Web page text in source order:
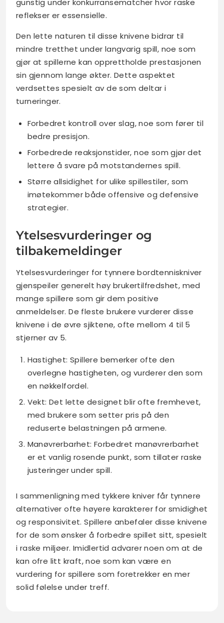
gunstig under konkurransematcher hvor raske
reflekser er essensielle.
Den lette naturen til disse knivene bidrar til
mindre tretthet under langvarig spill, noe som
gjør at spillerne kan opprettholde prestasjonen
sin gjennom lange økter. Dette aspektet
verdsettes spesielt av de som deltar i
turneringer.
Forbedret kontroll over slag, noe som fører til
bedre presisjon.
Forbedrede reaksjonstider, noe som gjør det
lettere å svare på motstandernes spill.
Større allsidighet for ulike spillestiler, som
imøtekommer både offensive og defensive
strategier.
Ytelsesvurderinger og
tilbakemeldinger
Ytelsesvurderinger for tynnere bordtenniskniver
gjenspeiler generelt høy brukertilfredshet, med
mange spillere som gir dem positive
anmeldelser. De fleste brukere vurderer disse
knivene i de øvre sjiktene, ofte mellom 4 til 5
stjerner av 5.
Hastighet: Spillere bemerker ofte den
overlegne hastigheten, og vurderer den som
en nøkkelfordel.
Vekt: Det lette designet blir ofte fremhevet,
med brukere som setter pris på den
reduserte belastningen på armene.
Manøvrerbarhet: Forbedret manøvrerbarhet
er et vanlig rosende punkt, som tillater raske
justeringer under spill.
I sammenligning med tykkere kniver får tynnere
alternativer ofte høyere karakterer for smidighet
og responsivitet. Spillere anbefaler disse knivene
for de som ønsker å forbedre spillet sitt, spesielt
i raske miljøer. Imidlertid advarer noen om at de
kan ofre litt kraft, noe som kan være en
vurdering for spillere som foretrekker en mer
solid følelse under treff.